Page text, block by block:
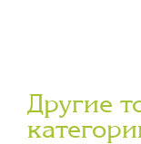
Другие